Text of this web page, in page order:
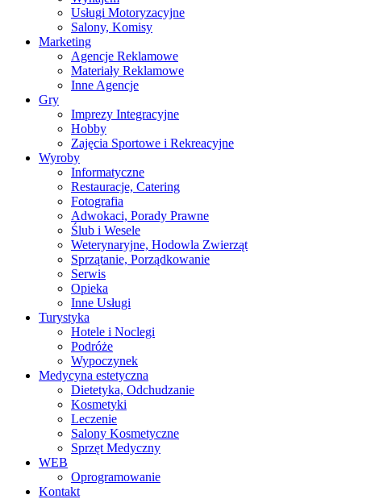
Usługi Motoryzacyjne
Salony, Komisy
Marketing
Agencje Reklamowe
Materiały Reklamowe
Inne Agencje
Gry
Imprezy Integracyjne
Hobby
Zajęcia Sportowe i Rekreacyjne
Wyroby
Informatyczne
Restauracje, Catering
Fotografia
Adwokaci, Porady Prawne
Ślub i Wesele
Weterynaryjne, Hodowla Zwierząt
Sprzątanie, Porządkowanie
Serwis
Opieka
Inne Usługi
Turystyka
Hotele i Noclegi
Podróże
Wypoczynek
Medycyna estetyczna
Dietetyka, Odchudzanie
Kosmetyki
Leczenie
Salony Kosmetyczne
Sprzęt Medyczny
WEB
Oprogramowanie
Kontakt